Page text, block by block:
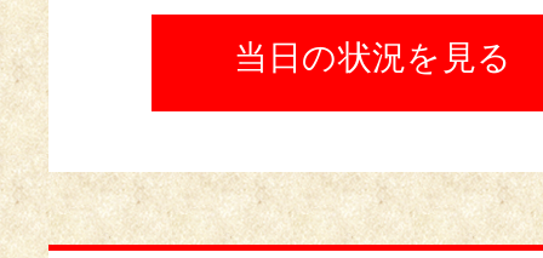
当日の状況を見る